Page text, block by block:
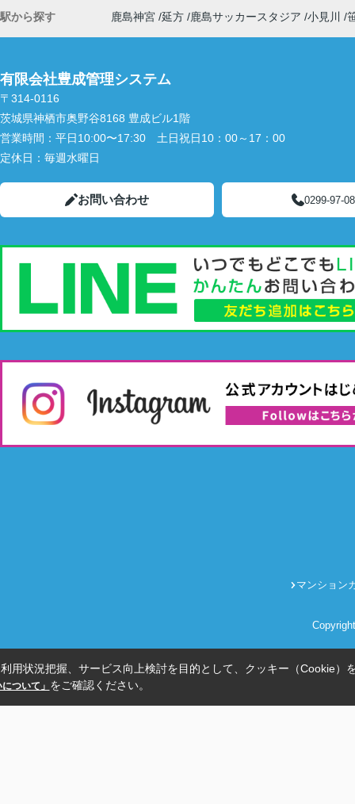
駅から探す 鹿島神宮 延方 鹿島サッカースタジア 小見川
有限会社豊成管理システム
〒314-0116
茨城県神栖市奥野谷8168 豊成ビル1階
営業時間： 平日10:00〜17:30 土日祝日10：00～17：00
定休日： 毎週水曜日
お問い合わせ 0299-97-
マンション
用状況把握、サービス向上検討を目的として、クッキー（Cookie）
ついて」 をご確認ください。